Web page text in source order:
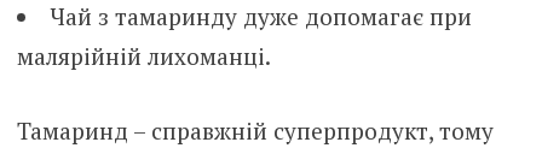
Чай з тамаринду дуже допомагає при
малярійній лихоманці.
Тамаринд – справжній суперпродукт, тому